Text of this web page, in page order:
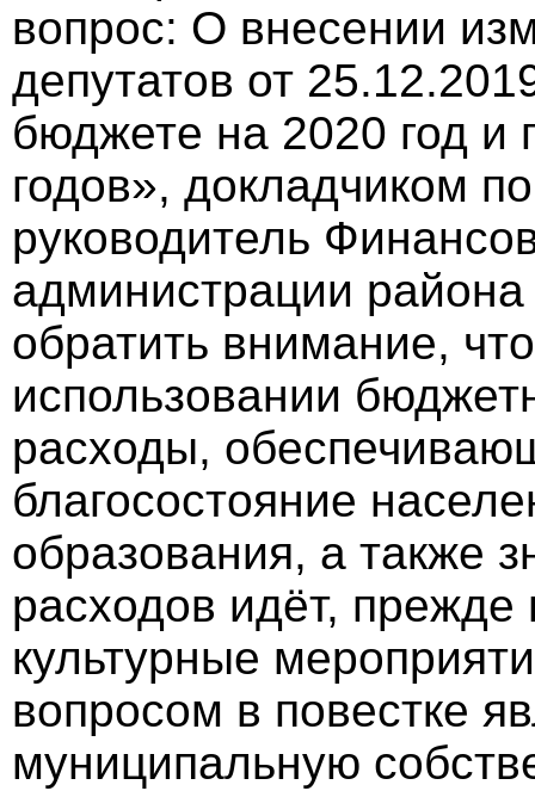
вопрос: О внесении
депутатов от
бюджете на 2020 год и
годов», докладчиком
руководитель
администрации
обратить внимание,
использовании
расходы,
благосостояние
образования, а также
расходов идёт, прежде
культурные
вопросом в повестке
муниципальную